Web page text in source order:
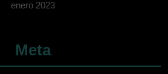
enero 2023
Meta